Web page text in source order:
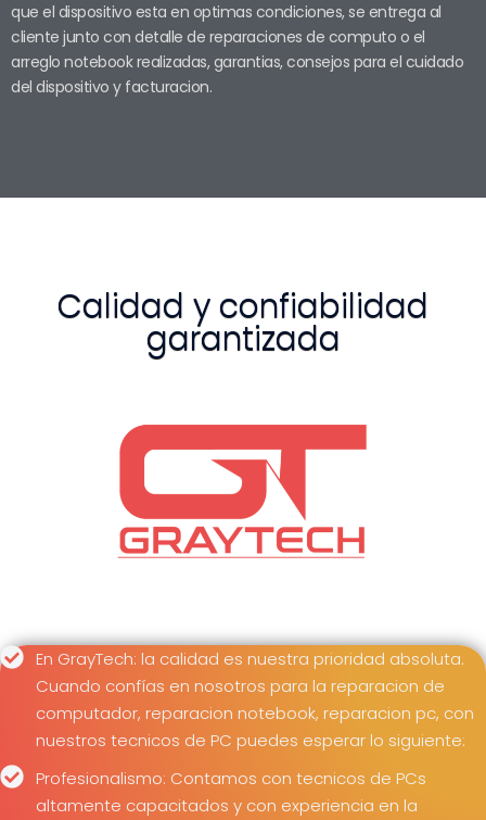
que el dispositivo esta en optimas condiciones, se entrega al
cliente junto con detalle de reparaciones de computo o el
arreglo notebook realizadas, garantias, consejos para el cuidado
del dispositivo y facturacion.
Calidad y confiabilidad
garantizada
En GrayTech: la calidad es nuestra prioridad absoluta.
Cuando confías en nosotros para la reparacion de
computador, reparacion notebook, reparacion pc, con
nuestros tecnicos de PC puedes esperar lo siguiente:
Profesionalismo: Contamos con tecnicos de PCs
altamente capacitados y con experiencia en la